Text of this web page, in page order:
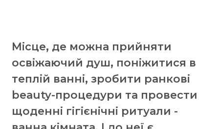
Місце, де можна прийняти
освіжаючий душ, поніжитися в
теплій ванні, зробити ранкові
beauty-процедури та провести
щоденні гігієнічні ритуали -